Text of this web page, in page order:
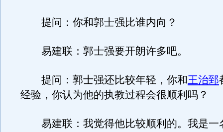
提问：你和郭士强比谁内向？
易建联：郭士强要开朗许多吧。
提问：郭士强还比较年轻，你和王治郅
经验，你认为他的执教过程会很顺利吗？
易建联：我觉得他比较顺利的。我是一